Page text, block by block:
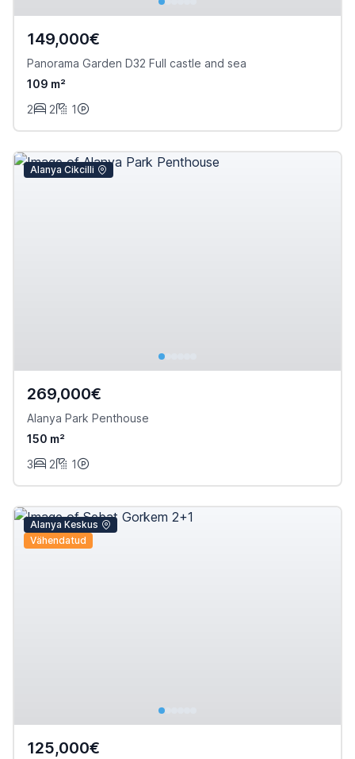
149,000€
Panorama Garden D32 Full castle and sea
109 m²
2
2 1
Alanya Cikcilli
269,000€
Alanya Park Penthouse
150 m²
3
2 1
Alanya Keskus
Vähendatud
125,000€